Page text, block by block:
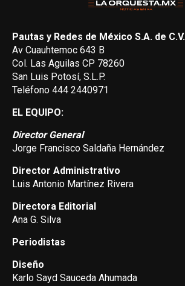
Pautas y Redes de México S.A. de C.V.
Av Cuauhtemoc 643 B
Col. Las Aguilas CP 78260
San Luis Potosí, S.L.P.
Teléfono 444 2440971
EL EQUIPO:
Director General
Jorge Francisco Saldaña Hernández
Director Administrativo
Luis Antonio Martínez Rivera
Directora Editorial
Ana G. Silva
Periodistas
Diseño
Karlo Sayd Sauceda Ahumada